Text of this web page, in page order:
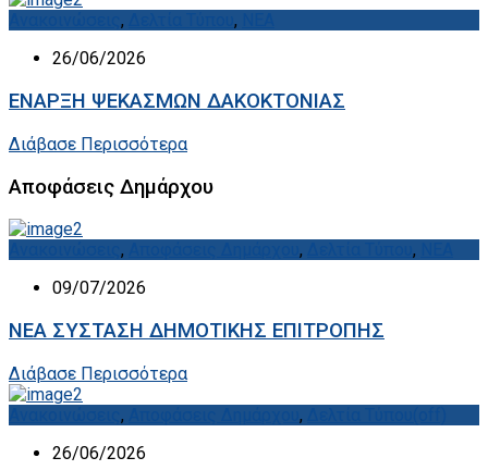
, ,
26/06/2026
ΕΝΑΡΞΗ ΨΕΚΑΣΜΩΝ ΔΑΚΟΚΤΟΝΙΑΣ
Διάβασε Περισσότερα
Αποφάσεις Δημάρχου
, , ,
09/07/2026
ΝΕΑ ΣΥΣΤΑΣΗ ΔΗΜΟΤΙΚΗΣ ΕΠΙΤΡΟΠΗΣ
Διάβασε Περισσότερα
, ,
26/06/2026